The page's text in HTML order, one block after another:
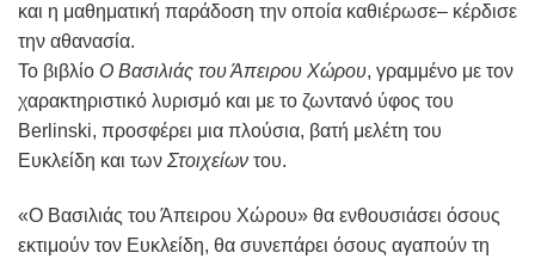
και η μαθηματική παράδοση την οποία καθιέρωσε– κέρδισε
την αθανασία.
Το βιβλίο Ο Βασιλιάς του Άπειρου Χώρου, γραμμένο με τον
χαρακτηριστικό λυρισμό και με το ζωντανό ύφος του
Berlinski, προσφέρει μια πλούσια, βατή μελέτη του
Ευκλείδη και των Στοιχείων του.
«Ο Βασιλιάς του Άπειρου Χώρου» θα ενθουσιάσει όσους
εκτιμούν τον Ευκλείδη, θα συνεπάρει όσους αγαπούν τη